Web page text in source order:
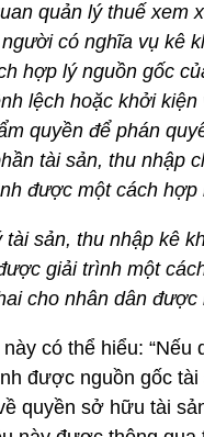
quản lý thuế xem
có nghĩa vụ kê
hợp lý nguồn gốc
lệch hoặc khởi
quyền để phán
tài sản, thu nhập
được một cách hợp
tài sản, thu nhập kê
giải trình một
cho nhân dân được
có thể hiểu: “Nếu
được nguồn gốc
quyền sở hữu tài